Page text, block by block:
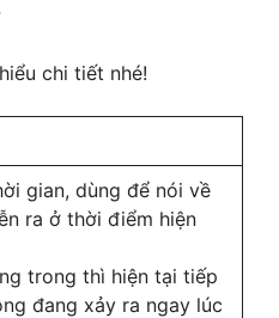
chi tiết nhé!
gian, dùng để nói về
ra ở thời điểm hiện
trong thì hiện tại tiếp
đang xảy ra ngay lúc